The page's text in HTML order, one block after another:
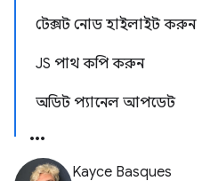
টেক্সট নোড হাইলাইট করুন
JS পাথ কপি করুন
অডিট প্যানেল আপডেট
Kayce Basques